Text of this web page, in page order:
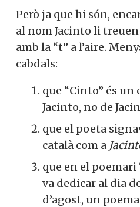
Però ja que hi són,
al nom Jacinto li treuen
amb la “t” a l’aire.
cabdals:
que “Cinto” és un
Jacinto, no de
que el poeta
català com a
que en el poemari
va dedicar al dia
d’agost, un